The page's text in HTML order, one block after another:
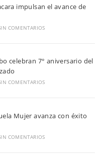
impulsan el avance de
COMENTARIOS
celebran 7° aniversario del
COMENTARIOS
Mujer avanza con éxito
COMENTARIOS